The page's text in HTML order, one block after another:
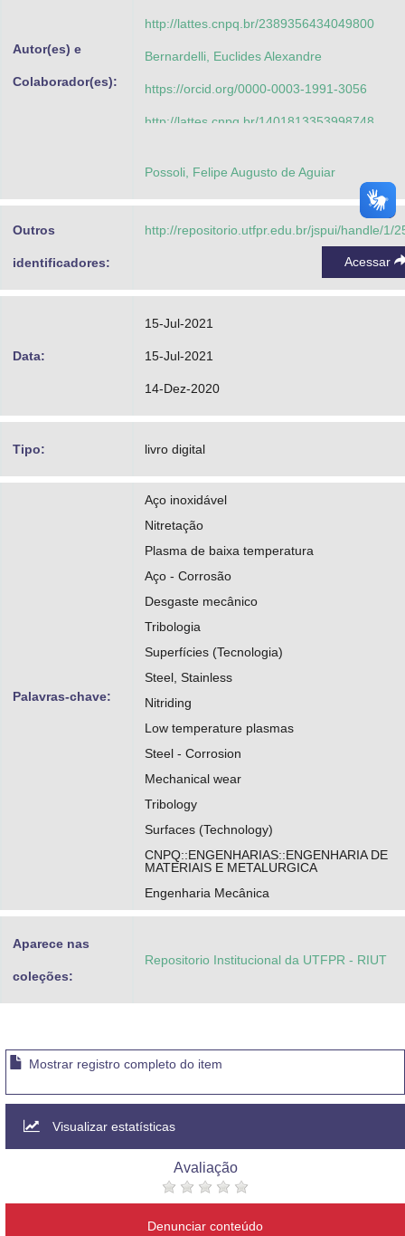
Autor(es) e
Colaborador(es):
http://lattes.cnpq.br/2389356434049800
Bernardelli, Euclides Alexandre
https://orcid.org/0000-0003-1991-3056
http://lattes.cnpq.br/1401813353998748
https://orcid.org/0000-0003-3565-4760
http://lattes.cnpq.br/9217568658225264
http://lattes.cnpq.br/0692818548181755
Pintaude, Giuseppe
https://orcid.org/0000-0001-8215-4481
http://lattes.cnpq.br/1793127692371314
Borges, Paulo César
https://orcid.org/0000-0002-9622-6412
http://lattes.cnpq.br/2389356434049800
Possoli, Felipe Augusto de Aguiar
Outros
identificadores:
http://repositorio.utfpr.edu.br/jspui/handle/1/
Acessar
Data:
15-Jul-2021
15-Jul-2021
14-Dez-2020
Tipo: livro digital
Palavras-chave:
Aço inoxidável
Nitretação
Plasma de baixa temperatura
Aço - Corrosão
Desgaste mecânico
Tribologia
Superfícies (Tecnologia)
Steel, Stainless
Nitriding
Low temperature plasmas
Steel - Corrosion
Mechanical wear
Tribology
Surfaces (Technology)
CNPQ::ENGENHARIAS::ENGENHARIA DE
MATERIAIS E METALURGICA
Engenharia Mecânica
Aparece nas
coleções:
Repositorio Institucional da UTFPR - RIUT
Mostrar registro completo do item
Visualizar estatísticas
Avaliação
Denunciar conteúdo